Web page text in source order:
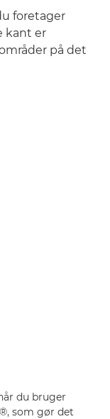
foretager
kant er
på det
du bruger
som gør det